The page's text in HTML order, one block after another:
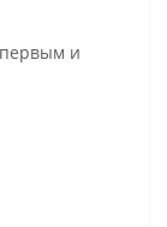
первым и